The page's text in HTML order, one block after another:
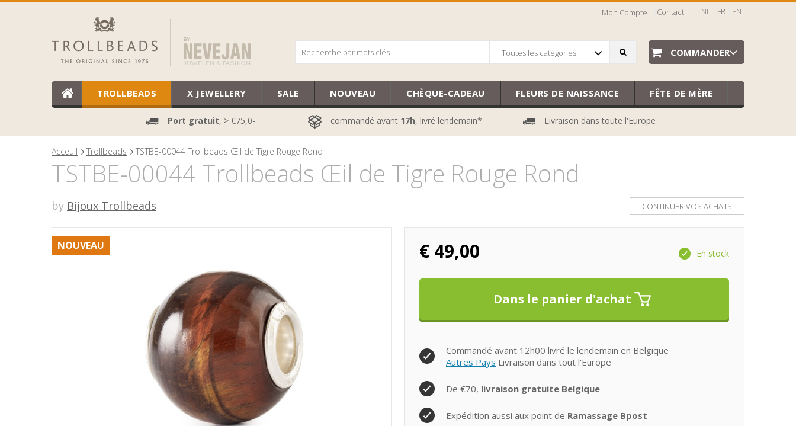
Mon Compte Contact NL FR EN
Toutes les catégories COMMANDER
TROLLBEADS X JEWELLERY SALE NOUVEAU CHÈQUE-CADEAU FLEURS DE NAISSANCE FÊTE DE MÈRE
Port gratuit, > €75,0- commandé avant 17h, livré lendemain* Livraison dans toute l'Europe
Acceuil Trollbeads TSTBE-00044 Trollbeads Œil de Tigre Rouge Rond
TSTBE-00044 Trollbeads Œil de Tigre Rouge Rond
by Bijoux Trollbeads CONTINUER VOS ACHATS
NOUVEAU € 49,00 En stock
Commandé avant 12h00 livré le lendemain en Belgique
Autres Pays Livraison dans tout l'Europe
De €70, livraison gratuite Belgique
Expédition aussi aux point de Ramassage Bpost